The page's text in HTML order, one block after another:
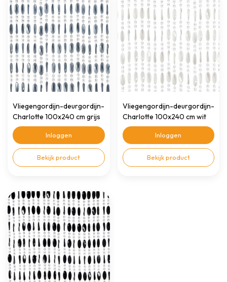
Vliegengordijn-deurgordijn-
Charlotte 100x240 cm grijs
Inloggen
Bekijk product
Vliegengordijn-deurgordijn-
Charlotte 100x240 cm wit
Inloggen
Bekijk product